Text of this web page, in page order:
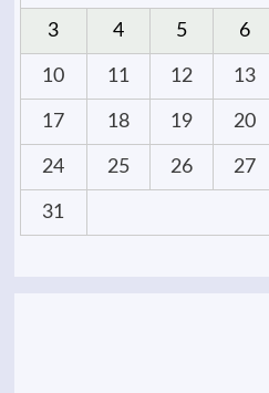
3 4 5 6
10 11 12 13
17 18 19 20
24 25 26 27
31